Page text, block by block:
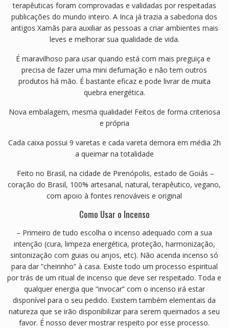
terapêuticas foram comprovadas e validadas por respeitadas
publicações do mundo inteiro. A Inca já trazia a sabedoria dos
antigos Xamãs para auxiliar as pessoas a criar ambientes mais
leves e melhorar sua qualidade de vida.
É maravilhoso para usar quando está com mais preguiça e
precisa de fazer uma mini defumação e não tem outros
produtos há mão. É bastante eficaz e pode livrar de muita
quebra energética.
Nova embalagem, mesma qualidade! Feitos de forma criteriosa
e própria
Cada caixa possui 9 varetas e cada vareta demora em média 2h
a queimar na totalidade
Feito no Brasil, na cidade de Pirenópolis, estado de Goiás –
coração do Brasil, 100% artesanal, natural, terapêutico, vegano,
com apoio à fontes renováveis e original
Como Usar o Incenso
– Primeiro de tudo escolha o incenso adequado com a sua
intenção (cura, limpeza energética, proteção, harmonização,
sintonização com guias ou anjos, etc). Não acenda incenso só
para dar ”cheirinho” à casa. Existe todo um processo espiritual
por trás de um ritual de incenso que deve ser respeitado. Toda e
qualquer energia que ”invocar” com o incenso irá estar
disponível para o seu pedido. Existem também elementais da
natureza que se irão disponibilizar para serem queimados a seu
favor. É nosso dever mostrar respeito por esse processo.